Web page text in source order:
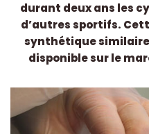
durant deux ans les
d’autres sportifs.
synthétique similaire
disponible sur le